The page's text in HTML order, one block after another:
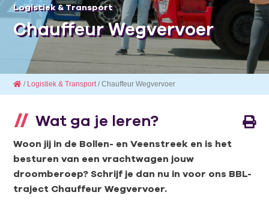
Logistiek & Transport
Chauffeur Wegvervoer
/ Logistiek & Transport / Chauffeur Wegvervoer
Wat ga je leren?
Woon jij in de Bollen- en Veenstreek en is het
besturen van een vrachtwagen jouw
droomberoep? Schrijf je dan nu in voor ons BBL-
traject Chauffeur Wegvervoer.